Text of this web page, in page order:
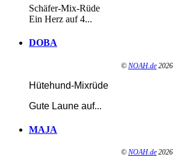
Schäfer-Mix-Rüde
Ein Herz auf 4...
DOBA
© NOAH.de 2026
Hütehund-Mixrüde
Gute Laune auf...
MAJA
© NOAH.de 2026